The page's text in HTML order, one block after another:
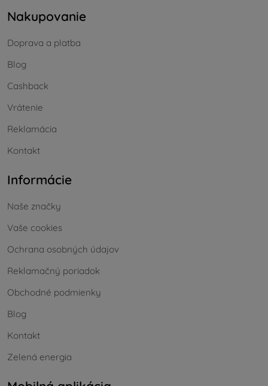
Nakupovanie
Doprava a platba
Blog
Cashback
Vrátenie
Reklamácia
Kontakt
Informácie
Naše značky
Vaše cookies
Ochrana osobných údajov
Reklamačný poriadok
Obchodné podmienky
Blog
Kontakt
Zelená energia